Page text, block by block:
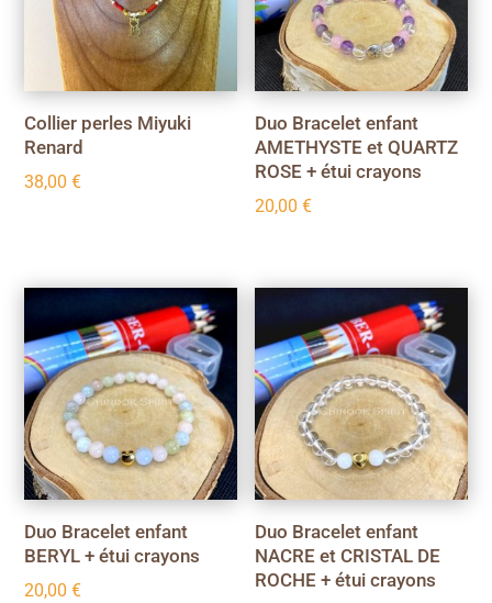
Collier perles Miyuki
Renard
38,00€
Duo Bracelet enfant
AMETHYSTE et QUARTZ
ROSE + étui crayons
20,00€
Duo Bracelet enfant
BERYL + étui crayons
20,00€
Duo Bracelet enfant
NACRE et CRISTAL DE
ROCHE + étui crayons